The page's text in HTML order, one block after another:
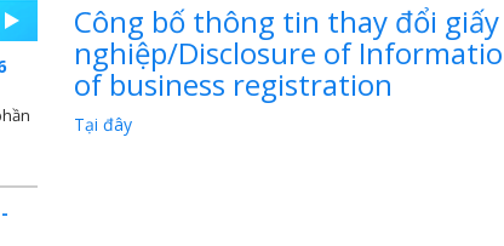
Công bố thông tin thay đổi
nghiệp/Disclosure of
of business registration
Tại đây